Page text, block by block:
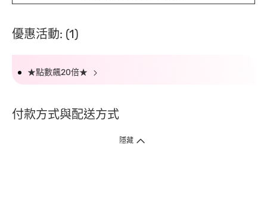
優惠活動: (1)
★點數飆20倍★
付款方式與配送方式
隱藏